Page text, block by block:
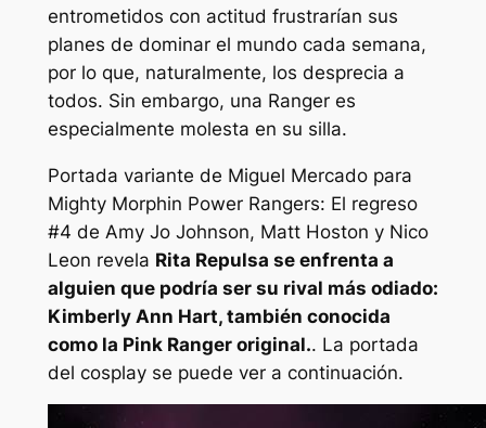
entrometidos con actitud frustrarían sus
planes de dominar el mundo cada semana,
por lo que, naturalmente, los desprecia a
todos. Sin embargo, una Ranger es
especialmente molesta en su silla.
Portada variante de Miguel Mercado para
Mighty Morphin Power Rangers: El regreso
#4 de Amy Jo Johnson, Matt Hoston y Nico
Leon revela Rita Repulsa se enfrenta a
alguien que podría ser su rival más odiado:
Kimberly Ann Hart, también conocida
como la Pink Ranger original.. La portada
del cosplay se puede ver a continuación.